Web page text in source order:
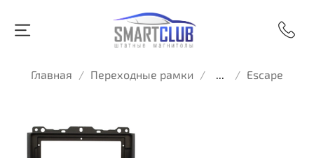
Главная Переходные рамки ... Escape